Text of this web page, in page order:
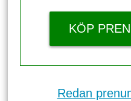
KÖP
Redan